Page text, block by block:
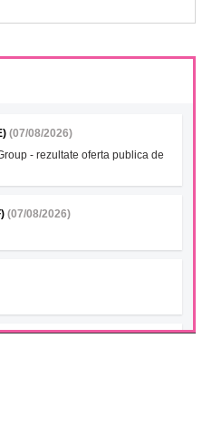
(07/08/2026)
- rezultate oferta publica de
(07/08/2026)